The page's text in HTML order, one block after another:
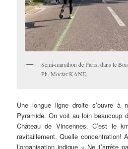
Semi-marathon de Paris, dans le
Ph. Moctar KANE.
Une longue ligne droite s’ouvre à
Pyramide. On voit au loin beaucoup
Château de Vincennes. C’est le
ravitaillement. Quelle concentration!
l’organisation indique « Ne t’arrête